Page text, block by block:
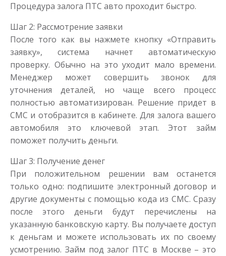
Процедура залога ПТС авто проходит быстро.
Шаг 2: Рассмотрение заявки
После того как вы нажмете кнопку «Отправить
заявку», система начнет автоматическую
проверку. Обычно на это уходит мало времени.
Менеджер может совершить звонок для
уточнения деталей, но чаще всего процесс
полностью автоматизирован. Решение придет в
СМС и отобразится в кабинете. Для залога вашего
автомобиля это ключевой этап. Этот займ
поможет получить деньги.
Шаг 3: Получение денег
При положительном решении вам останется
только одно: подпишите электронный договор и
другие документы с помощью кода из СМС. Сразу
после этого деньги будут перечислены на
указанную банковскую карту. Вы получаете доступ
к деньгам и можете использовать их по своему
усмотрению. Займ под залог ПТС в Москве – это